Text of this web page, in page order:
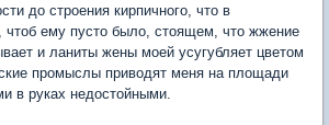
до строения кирпичного, что в
чтоб ему пусто было, стоящем, что жжение
и ланиты жены моей усугубляет цветом
промыслы приводят меня на площади
в руках недостойными.